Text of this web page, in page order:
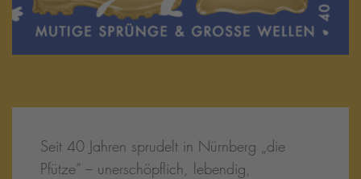
Seit 40 Jahren sprudelt in Nürnberg „die
Pfütze“ – unerschöpflich, lebendig,